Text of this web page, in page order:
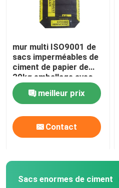
mur multi ISO9001 de
sacs imperméables de
ciment de papier de
20kg emballage avec
l'adhésif
meilleur prix
Contact
Sacs enormes de ciment